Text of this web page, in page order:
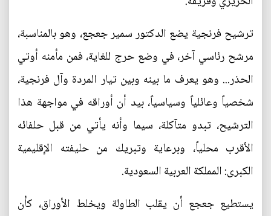
ترشيح فرنجية يضع الدكتور سمير جعجع، وهو بالمناسبة،
مرشح رئاسي آخر، في وضع حرج للغاية، فمن مأمنه أوتي
الحذر... وهو يعرف ما بينه وبين تيار المردة وآل فرنجية،
شخصياً وعائلياً وسياسياً، بيد أن أوراقه في مواجهة هذا
الترشيح، تبدو متآكلة، سيما وأنه يأتي من قبل حلفائه
الأقرب محلياً، وبرعاية وتبريك من حليفته الإقليمية
الكبرى: المملكة العربية السعودية.
يستطيع جعجع أن يقلب الطاولة ويخلط الأوراق، كأن